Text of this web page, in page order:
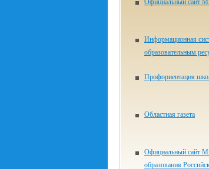
Официальный сайт
Информационная
образовательным
Профориентация
Областная газета
Официальный сайт
образования